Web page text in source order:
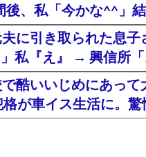
、私「今かな^^」結
に引き取られた息
私『え』 → 興信所「
酷いいじめにあっ
が車イス生活に。驚